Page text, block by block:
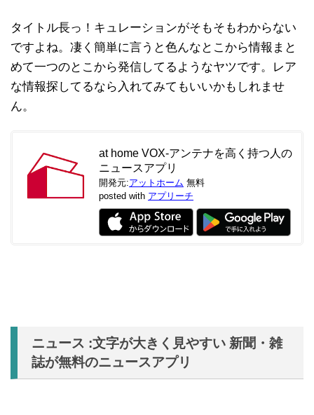
タイトル長っ！キュレーションがそもそもわからない
ですよね。凄く簡単に言うと色んなとこから情報まと
めて一つのとこから発信してるようなヤツです。レア
な情報探してるなら入れてみてもいいかもしれませ
ん。
at home VOX-アンテナを高く持つ人の
ニュースアプリ
開発元:アットホーム 無料
posted with アプリーチ
ニュース :文字が大きく見やすい 新聞・雑
誌が無料のニュースアプリ